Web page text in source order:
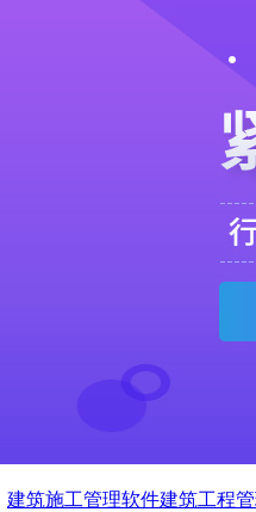
建筑施工管理软件建筑工程